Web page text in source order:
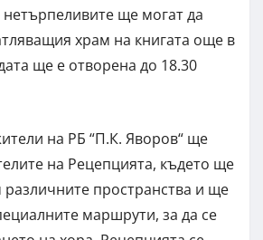
ще могат да
храм на книгата още в
ще е отворена до 18.30
на РБ “П.К. Яворов“ ще
на Рецепцията, където ще
различните пространства и ще
маршрути, за да се